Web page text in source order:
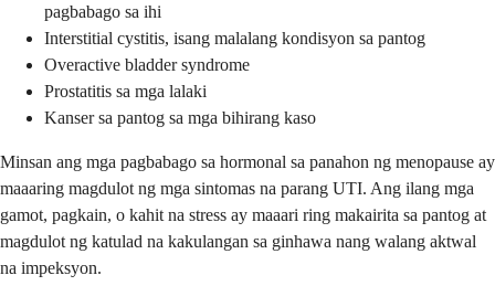
pagbabago sa ihi
Interstitial cystitis, isang malalang kondisyon sa pantog
Overactive bladder syndrome
Prostatitis sa mga lalaki
Kanser sa pantog sa mga bihirang kaso
Minsan ang mga pagbabago sa hormonal sa panahon ng menopause ay
maaaring magdulot ng mga sintomas na parang UTI. Ang ilang mga
gamot, pagkain, o kahit na stress ay maaari ring makairita sa pantog at
magdulot ng katulad na kakulangan sa ginhawa nang walang aktwal
na impeksyon.